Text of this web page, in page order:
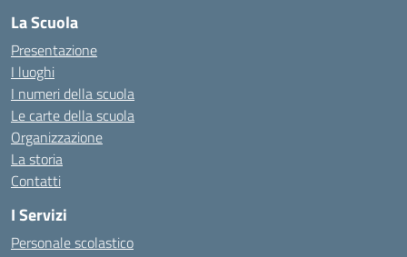
La Scuola
Presentazione
I luoghi
I numeri della scuola
Le carte della scuola
Organizzazione
La storia
Contatti
I Servizi
Personale scolastico